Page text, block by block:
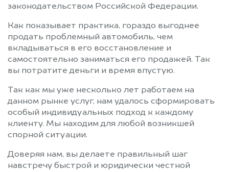
законодательством Российской Федерации.
Как показывает практика, гораздо выгоднее
продать проблемный автомобиль, чем
вкладываться в его восстановление и
самостоятельно заниматься его продажей. Так
вы потратите деньги и время впустую.
Так как мы уже несколько лет работаем на
данном рынке услуг, нам удалось сформировать
особый индивидуальных подход к каждому
клиенту. Мы находим для любой возникшей
спорной ситуации.
Доверяя нам, вы делаете правильный шаг
навстречу быстрой и юридически честной